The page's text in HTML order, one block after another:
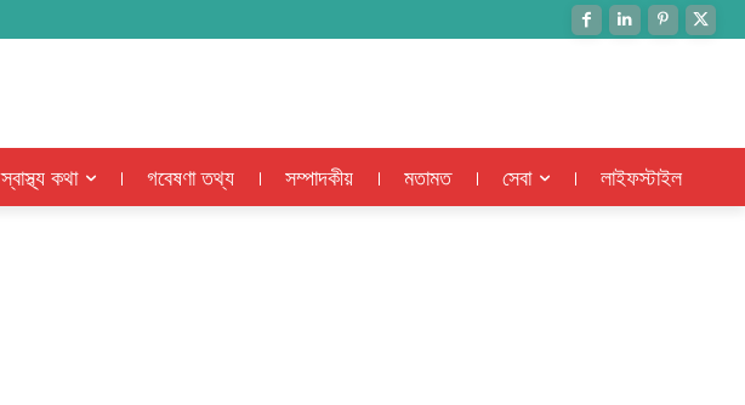
স্বাস্থ্য কথা গবেষণা তথ্য সম্পাদকীয় মতামত সেবা লাইফস্টাইল